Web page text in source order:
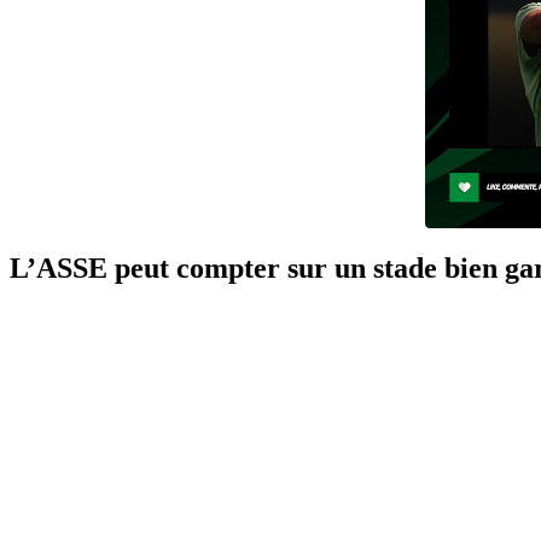
L’ASSE peut compter sur un stade bien